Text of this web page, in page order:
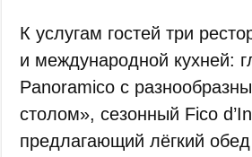
К услугам гостей три
и международной кухней:
Panoramico с
столом», сезонный Fico
предлагающий лёгкий